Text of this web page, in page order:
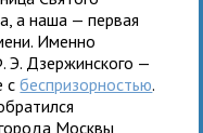
а наша — первая
Именно
Э. Дзержинского —
сбеспризорностью.
Москвы